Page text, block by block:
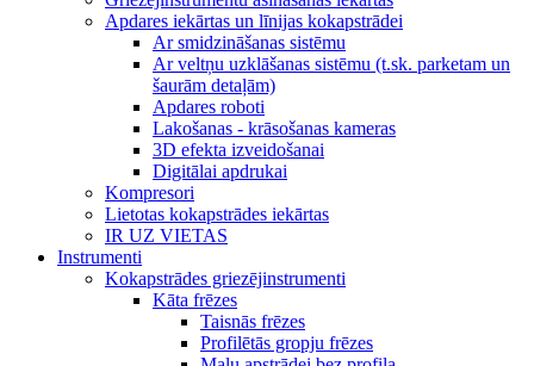
Apdares iekārtas un līnijas kokapstrādei
Ar smidzināšanas sistēmu
Ar veltņu uzklāšanas sistēmu (t.sk. parketam un
šaurām detaļām)
Apdares roboti
Lakošanas - krāsošanas kameras
3D efekta izveidošanai
Digitālai apdrukai
Kompresori
Lietotas kokapstrādes iekārtas
IR UZ VIETAS
Instrumenti
Kokapstrādes griezējinstrumenti
Kāta frēzes
Taisnās frēzes
Profilētās gropju frēzes